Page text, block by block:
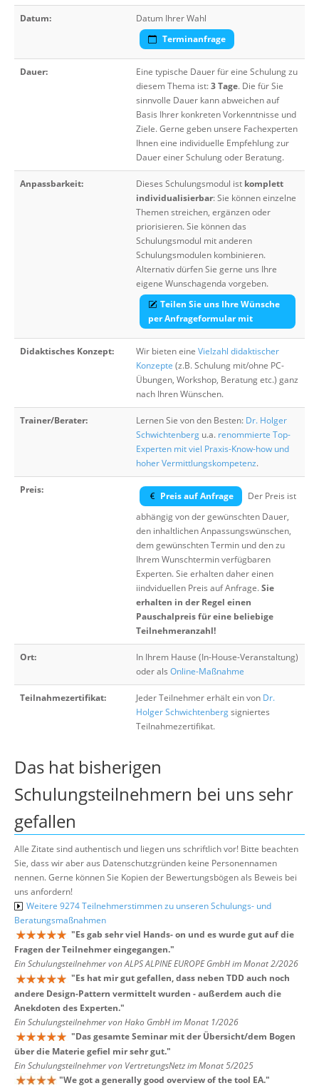
Datum:
Datum Ihrer Wahl
Terminanfrage
Dauer:
Eine typische Dauer für eine Schulung zu
diesem Thema ist:3 Tage. Die für Sie
sinnvolle Dauer kann abweichen auf
Basis Ihrer konkreten Vorkenntnisse und
Ziele. Gerne geben unsere Fachexperten
Ihnen eine individuelle Empfehlung zur
Dauer einer Schulung oder Beratung.
Anpassbarkeit: Dieses Schulungsmodul ist komplett
individualisierbar: Sie können einzelne
Themen streichen, ergänzen oder
priorisieren. Sie können das
Schulungsmodul mit anderen
Schulungsmodulen kombinieren.
Alternativ dürfen Sie gerne uns Ihre
eigene Wunschagenda vorgeben.
Teilen Sie uns Ihre Wünsche
per Anfrageformular mit
Didaktisches Konzept: Wir bieten eine Vielzahl didaktischer
Konzepte (z.B. Schulung mit/ohne PC-
Übungen, Workshop, Beratung etc.) ganz
nach Ihren Wünschen.
Trainer/Berater: Lernen Sie von den Besten: Dr. Holger
Schwichtenberg u.a. renommierte Top-
Experten mit viel Praxis-Know-how und
hoher Vermittlungskompetenz.
Preis:
Preis auf Anfrage
Der Preis ist
abhängig von der gewünschten Dauer,
den inhaltlichen Anpassungswünschen,
dem gewünschten Termin und den zu
Ihrem Wunschtermin verfügbaren
Experten. Sie erhalten daher einen
iindviduellen Preis auf Anfrage.Sie
erhalten in der Regel einen
Pauschalpreis für eine beliebige
Teilnehmeranzahl!
Ort:
In Ihrem Hause (In-House-Veranstaltung)
oder als Online-Maßnahme
Teilnahmezertifikat: Jeder Teilnehmer erhält ein von Dr.
Holger Schwichtenbergsigniertes
Teilnahmezertifikat.
Das hat bisherigen
Schulungsteilnehmern bei uns sehr
gefallen
Alle Zitate sind authentisch und liegen uns schriftlich vor! Bitte beachten
Sie, dass wir aber aus Datenschutzgründen keine Personennamen
nennen. Gerne können Sie Kopien der Bewertungsbögen als Beweis bei
uns anfordern!
Weitere 9274 Teilnehmerstimmen zu unseren Schulungs- und
Beratungsmaßnahmen
"Es gab sehr viel Hands- on und es wurde gut auf die
Fragen der Teilnehmer eingegangen."
Ein Schulungsteilnehmer von ALPS ALPINE EUROPE GmbH im Monat 2/2026
"Es hat mir gut gefallen, dass neben TDD auch noch
andere Design-Pattern vermittelt wurden - außerdem auch die
Anekdoten des Experten."
Ein Schulungsteilnehmer von Hako GmbH im Monat 1/2026
"Das gesamte Seminar mit der Übersicht/dem Bogen
über die Materie gefiel mir sehr gut."
Ein Schulungsteilnehmer von VertretungsNetz im Monat 5/2025
"We got a generally good overview of the tool EA."